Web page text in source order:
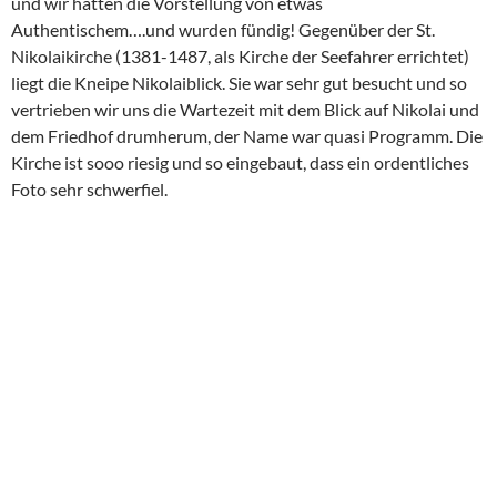
Authentischem….und wurden fündig! Gegenüber der St.
Nikolaikirche (1381-1487, als Kirche der Seefahrer errichtet)
liegt die Kneipe Nikolaiblick. Sie war sehr gut besucht und so
vertrieben wir uns die Wartezeit mit dem Blick auf Nikolai und
dem Friedhof drumherum, der Name war quasi Programm. Die
Kirche ist sooo riesig und so eingebaut, dass ein ordentliches
Foto sehr schwerfiel.